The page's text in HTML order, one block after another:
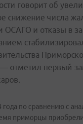
говорит об
снижение числа
и отказы в
отметил первый
года по сравнению с
приморцы